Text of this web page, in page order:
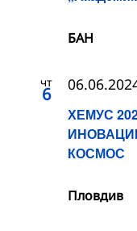
БАН
чт
6
ХЕМУС
КОСМОС
Пловдив